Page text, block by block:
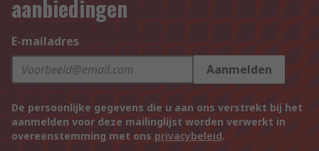
aanbiedingen
E-mailadres
Aanmelden
De persoonlijke gegevens die u aan ons verstrekt bij het
aanmelden voor deze mailinglijst worden verwerkt in
overeenstemming met ons privacybeleid.